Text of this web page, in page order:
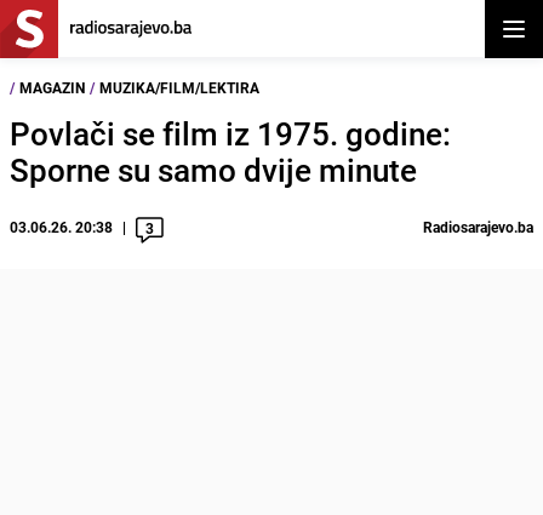
/ MAGAZIN / MUZIKA/FILM/LEKTIRA
Povlači se film iz 1975. godine:
Sporne su samo dvije minute
03.06.26. 20:38 3 Radiosarajevo.ba